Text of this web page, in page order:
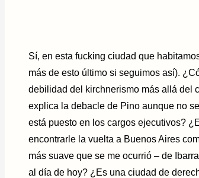
Sí, en esta fucking ciudad que
más de esto último si seguimos así).
debilidad del kirchnerismo más allá del
explica la debacle de Pino aunque no
está puesto en los cargos ejecutivos?
encontrarle la vuelta a Buenos Aires
más suave que se me ocurrió – de
al día de hoy? ¿Es una ciudad de